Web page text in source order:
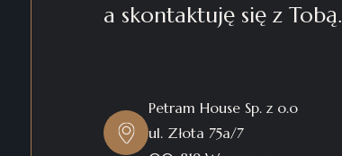
a skontaktuję się z Tobą.
Petram House Sp. z o.o
ul. Złota 75a/7